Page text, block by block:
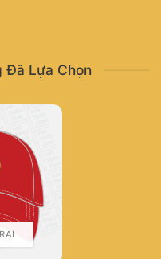
Đã Lựa Chọn